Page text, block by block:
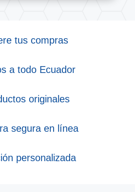
tus compras
a todo Ecuador
originales
segura en línea
personalizada